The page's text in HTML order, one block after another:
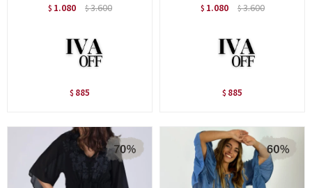
$ 1.080 $3.600
$ 885
$ 1.080 $3.600
$ 885